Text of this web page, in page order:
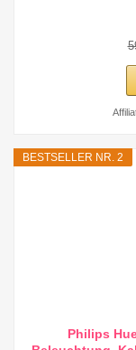
BESTSELLER NR. 2
Philips